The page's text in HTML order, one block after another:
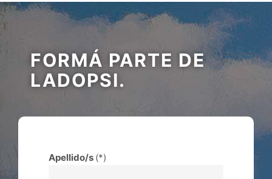
FORMÁ PARTE DE
LADOPSI.
Apellido/s (*)